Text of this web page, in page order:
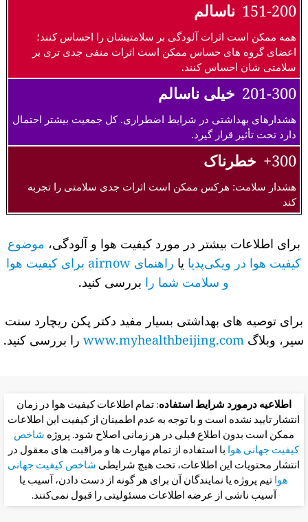
151-200 ناسالم
همه ممکن است اثرات آلودگی بر سلامتیشان را احساس کنند؛
اعضای گروه های حساس ممکن است اثرات منفی جدی تری بر
سلامتی شان احساس کنند.
201-300 خیلی ناسالم
هشدارهای بهداشتی در شرایط اضطراری. کل جمعیت بیشتر احتمال
دارد تحت تأثیر قرار گیرد.
300+ خطرناک
هشدار سلامت: هرکس ممکن است اثرات جدی سلامتی را تجربه
کند
برای اطلاعات بیشتر در مورد کیفیت هوا و آلودگی، موضوع
کیفیت هوا در ویکی‌پدیایا
راهنمای airnow برای کیفیت هوا
و سلامت شما را بررسی کنید.
برای توصیه های بهداشتی بسیار مفید دکتر پکن ریچارد سنت
سیر، وبلاگ www.myhealthbeijing.comرا بررسی کنید.
اطلاعیه درمورد شرایط استفاده: تمام اطلاعات کیفیت هوا در زمان
انتشار تایید نشده است و با توجه به عدم اطمینان از کیفیت این اطلاعات
ممکن است بدون اطلاع قبلی در هر زمانی اصلاح شود. پروژهشاخص
کیفیت جهانی هوابا استفاده از تمام مهارت ها و مراقبت های معقول در
انتشار محتویات این اطلاعات، تحت هیچ شرایطیشاخص کیفیت جهانی
هواتیم پروژه یا نمایندگان آن برای هر گونه از دست دادن، آسیب یا
آسیب ناشی از عرضه اطلاعات مسئولیتی را قبول نمی‌کنند.